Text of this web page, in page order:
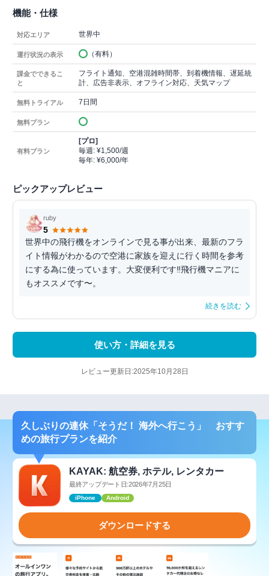
機能・仕様
対応エリア 世界中
運行状況の表示 （有料）
課金でできるこ
と
フライト通知、空港混雑時間帯、到着機情報、遅延統
計、広告非表示、オフライン対応、天気マップ
無料トライアル 7日間
無料プラン
有料プラン
[プロ]
毎週: ¥1,500/週
毎年: ¥6,000/年
ピックアップレビュー
ruby
5
世界中の飛行機をオンラインで見る事が出来、最新のフラ
イト情報がわかるので空港に家族を迎えに行く時間を参考
にする為に使っています。大変便利です‼︎飛行機マニアに
もオススメです〜。
続きを読む
使い方・詳細を見る
レビュー更新日:2025年10月28日
久しぶりの連休「そうだ！ 海外へ行こう」 おすす
めの旅行プランを紹介
KAYAK: 航空券, ホテル, レンタカー
最終アップデート日:2026年7月25日
iPhone Android
ダウンロードする